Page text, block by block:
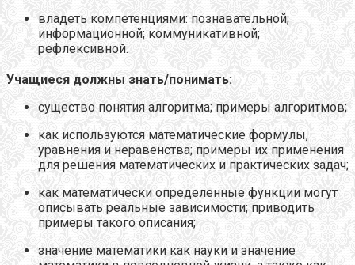
владеть компетенциями: познавательной;
информационной; коммуникативной;
рефлексивной.
Учащиеся должны знать/понимать:
существо понятия алгоритма; примеры алгоритмов;
как используются математические формулы,
уравнения и неравенства; примеры их применения
для решения математических и практических задач;
как математически определенные функции могут
описывать реальные зависимости; приводить
примеры такого описания;
значение математики как науки и значение